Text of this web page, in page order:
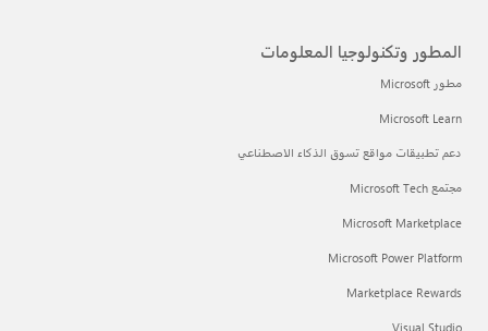
المطور وتكنولوجيا المعلومات
مطور Microsoft
Microsoft Learn
دعم تطبيقات مواقع تسوق الذكاء الاصطناعي
مجتمع Microsoft Tech
Microsoft Marketplace
Microsoft Power Platform
Marketplace Rewards
Visual Studio